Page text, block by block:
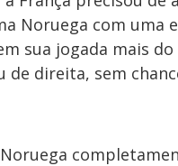
Noruega com uma
sua jogada mais do
direita, sem